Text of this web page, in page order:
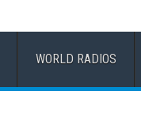
WORLD RADIOS